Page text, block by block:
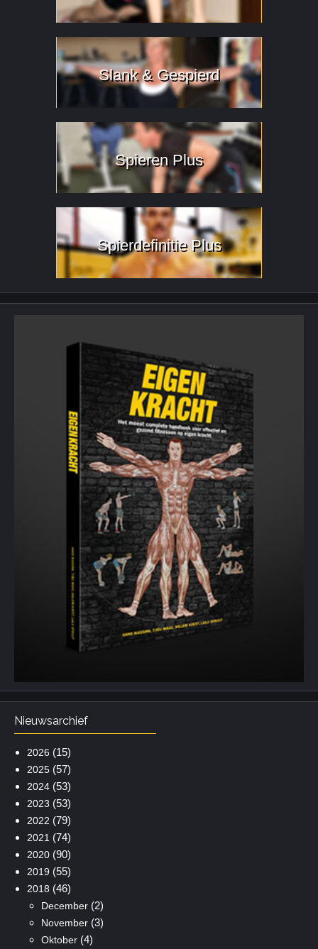
Slank & Gespierd
Spieren Plus
Spierdefinitie Plus
Nieuwsarchief
2026 (15)
2025(57)
2024(53)
2023 (53)
2022 (79)
2021 (74)
2020(90)
2019 (55)
2018 (46)
December(2)
November(3)
Oktober(4)